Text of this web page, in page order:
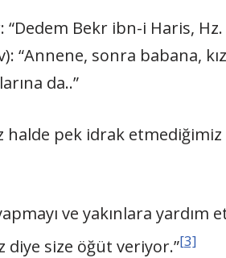
“Dedem Bekr ibn-i Haris,
“Annene, sonra babana,
da..”
halde pek idrak
ve yakınlara yardım
diye size öğüt veriyor.”[3]